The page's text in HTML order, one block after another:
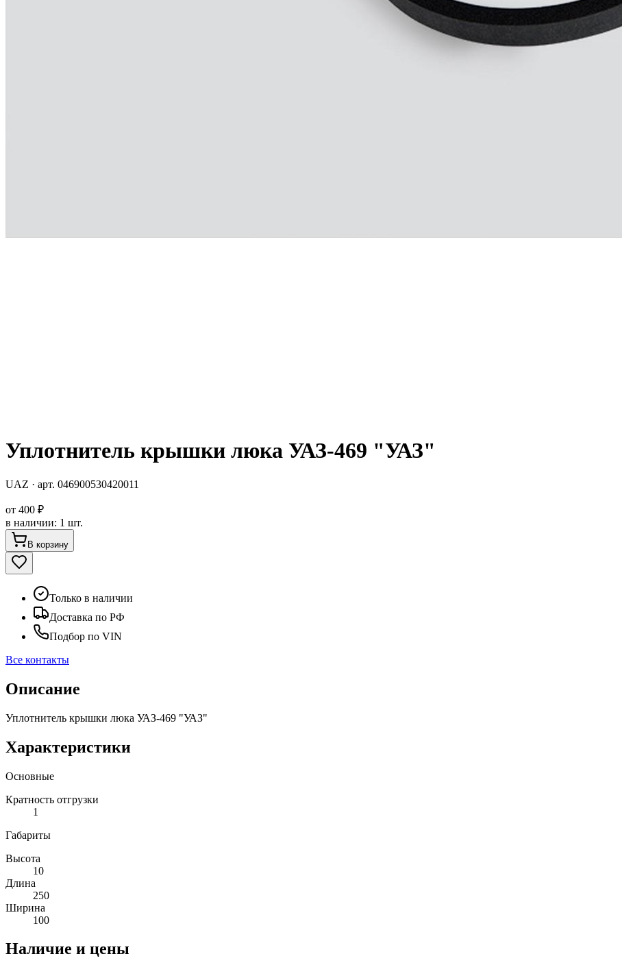
Уплотнитель крышки люка УАЗ-469 "УАЗ"
UAZ · арт. 046900530420011
от 400 ₽
в наличии: 1 шт.
В корзину
Только в наличии
Доставка по РФ
Подбор по VIN
Все контакты
Описание
Уплотнитель крышки люка УАЗ-469 "УАЗ"
Характеристики
Основные
Кратность отгрузки
1
Габариты
Высота
10
Длина
250
Ширина
100
Наличие и цены